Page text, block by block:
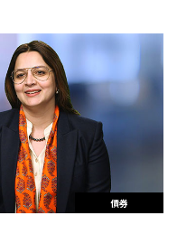
債券